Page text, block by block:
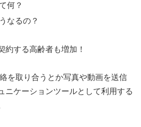
何？
なるの？
約する高齢者も増加！
を取り合うとか写真や動画を送信
ニケーションツールとして利用する